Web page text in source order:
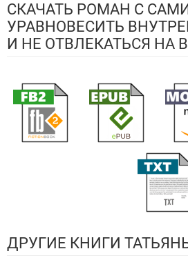
СКАЧАТЬ РОМАН С
УРАВНОВЕСИТЬ
И НЕ ОТВЛЕКАТЬСЯ НА
ДРУГИЕ КНИГИ